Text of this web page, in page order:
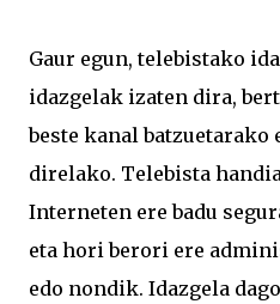
Gaur egun, telebistako
idazgelak izaten dira,
beste kanal
direlako. Telebista
Interneten ere badu
eta hori berori ere
edo nondik. Idazgela